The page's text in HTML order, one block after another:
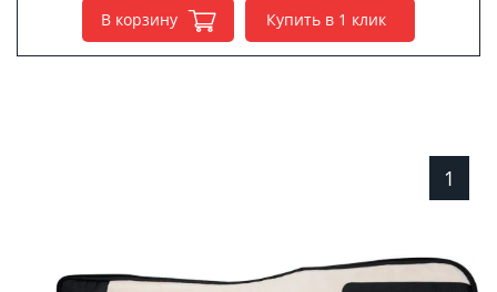
В корзину Купить в 1 клик
1